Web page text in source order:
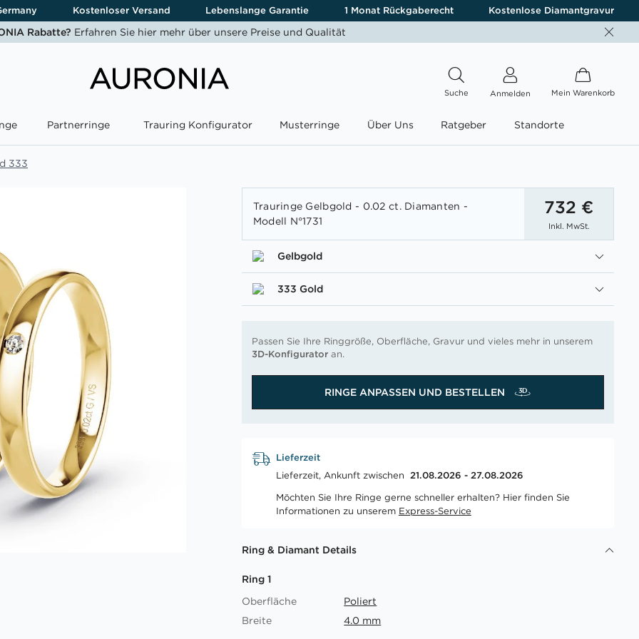
Kostenloser Versand Lebenslange Garantie 1 Monat Rückgaberecht Kostenlose Diamantgravur
Rabatte? Erfahren Sie hier mehr über unsere Preise und Qualität
Suche Anmelden Mein Warenkorb
Partnerringe Trauring Konfigurator Musterringe Über Uns Ratgeber Standorte
333
Trauringe Gelbgold - 0.02 ct. Diamanten -
Modell N°1731
732 €
Inkl. MwSt.
Gelbgold
333 Gold
Passen Sie Ihre Ringgröße, Oberfläche, Gravur und vieles mehr in unserem
3D-Konfigurator an.
RINGE ANPASSEN UND BESTELLEN
Lieferzeit
Lieferzeit, Ankunft zwischen 21.08.2026 - 27.08.2026
Möchten Sie Ihre Ringe gerne schneller erhalten? Hier finden Sie
Informationen zu unserem Express-Service
Ring & Diamant Details
Ring 1
Oberfläche
Poliert
Breite
4.0 mm